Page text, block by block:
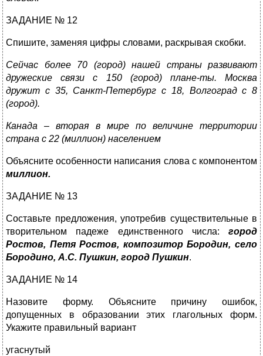
ЗАДАНИЕ № 12
Спишите, заменяя цифры словами, раскрывая скобки.
Сейчас более 70 (город) нашей страны развивают
дружеские связи с 150 (город) плане-ты. Москва
дружит с 35, Санкт-Петербург с 18, Волгоград с 8
(город).
Канада – вторая в мире по величине территории
страна с 22 (миллион) населением
Объясните особенности написания слова с компонентом
миллион.
ЗАДАНИЕ № 13
Составьте предложения, употребив существительные в
творительном падеже единственного числа: город
Ростов, Петя Ростов, композитор Бородин, село
Бородино, А.С. Пушкин, город Пушкин.
ЗАДАНИЕ № 14
Назовите форму. Объясните причину ошибок,
допущенных в образовании этих глагольных форм.
Укажите правильный вариант
угаснутый